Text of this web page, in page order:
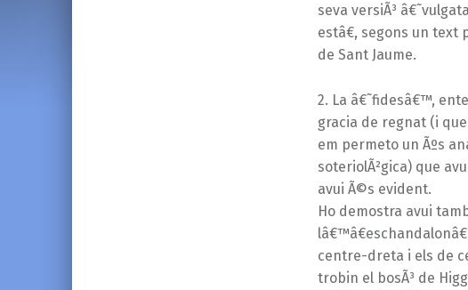
seva versiÃ³
estâ€, segons un
de Sant Jaume.
2. La â€˜fidesâ€™,
gracia de regnat (i
em permeto un Ãºs
soteriolÃ²gica) que
avui Ã©s evident.
Ho demostra avui
centre-dreta i els de
trobin el bosÃ³ de